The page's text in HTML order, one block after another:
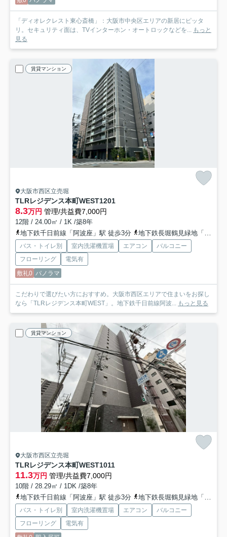
「ディオレクレスト東心斎橋」：大阪市中央区エリアの新居にピッタ
リ。セキュリティ面は、TVインターホン・オートロックなどを... もっと
見る
賃貸マンション
大阪市西区立売堀
TLRレジデンス本町WEST1201
8.3万円 管理/共益費7,000円
12階 / 24.00㎡ / 1K /築8年
地下鉄千日前線「阿波座」駅 徒歩3分
地下鉄長堀鶴見緑地「西長堀」駅 徒歩5分
バス・トイレ別 室内洗濯機置場 エアコン
バルコニー
フローリング
電気有
敷礼0 パノラマ
こだわりで選びたい方におすすめ。大阪市西区エリアで住まいをお探し
なら「TLRレジデンス本町WEST」。地下鉄千日前線阿波... もっと見る
賃貸マンション
大阪市西区立売堀
TLRレジデンス本町WEST1011
11.3万円 管理/共益費7,000円
10階 / 28.29㎡ / 1DK /築8年
地下鉄千日前線「阿波座」駅 徒歩3分
地下鉄長堀鶴見緑地「西長堀」駅 徒歩5分
バス・トイレ別 室内洗濯機置場 エアコン
バルコニー
フローリング
電気有